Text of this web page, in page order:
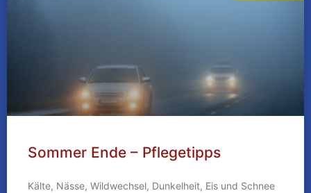
Sommer Ende – Pflegetipps
Kälte, Nässe, Wildwechsel, Dunkelheit, Eis und Schnee